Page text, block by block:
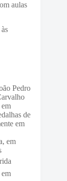
aulas
Pedro
de
em
em